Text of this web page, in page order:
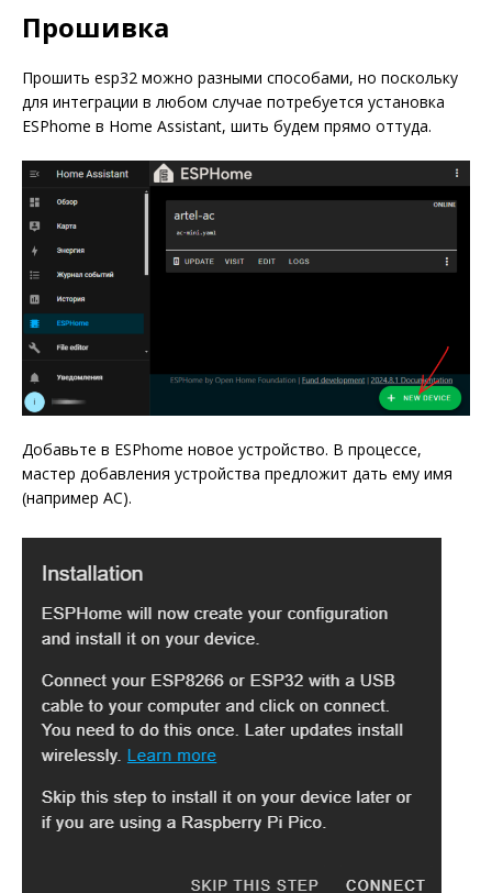
Прошивка
Прошить esp32 можно разными способами, но поскольку
для интеграции в любом случае потребуется установка
ESPhome в Home Assistant, шить будем прямо оттуда.
Добавьте в ESPhome новое устройство. В процессе,
мастер добавления устройства предложит дать ему имя
(например AC).